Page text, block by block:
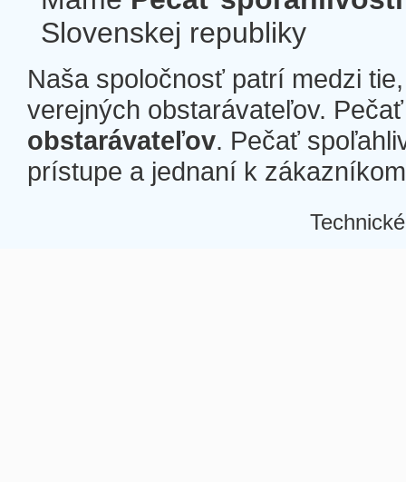
Slovenskej republiky
Naša spoločnosť patrí medzi
verejných obstarávateľov.
obstarávateľov. Pečať
prístupe a jednaní k